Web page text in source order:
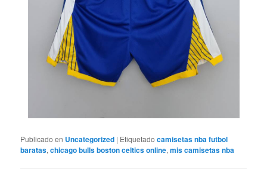
Publicado en Uncategorized | Etiquetado camisetas nba futbol
baratas,chicago bulls boston celtics online,mis camisetas nba